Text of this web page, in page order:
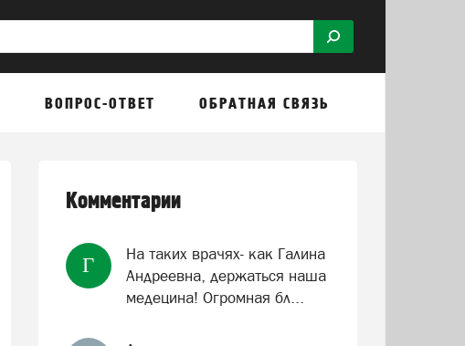
ВОПРОС-ОТВЕТ ОБРАТНАЯ СВЯЗЬ
Комментарии
Г
На таких врачях- как Галина
Андреевна, держаться наша
медецина! Огромная бл...